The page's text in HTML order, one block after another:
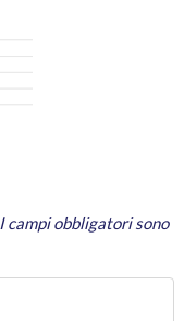
I campi obbligatori sono